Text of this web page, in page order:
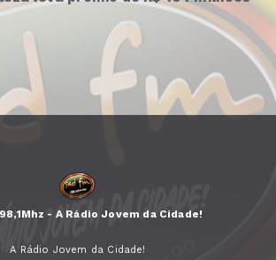
- A Rádio Jovem da Cidade!
A Rádio Jovem da Cidade!